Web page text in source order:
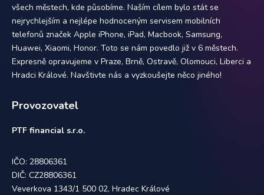
všech městech, kde působíme. Naším cílem bylo stát se
nejrychlejším a nejlépe hodnoceným servisem mobilních
telefonů značek Apple iPhone, iPad, Macbook, Samsung,
Huawei, Xiaomi, Honor. Toto se nám povedlo již v 6 městech.
Expresně opravujeme v Praze, Brně, Ostravě, Olomouci, Liberci a
Hradci Králové. Navštivte nás a vyzkoušejte něco jiného!
Provozovatel
PTF financial s.r.o.
IČO: 28806361
DIČ: CZ28806361
Veverkova 1343/1 500 02, Hradec Králové